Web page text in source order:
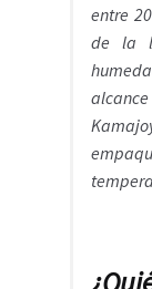
entre
de la